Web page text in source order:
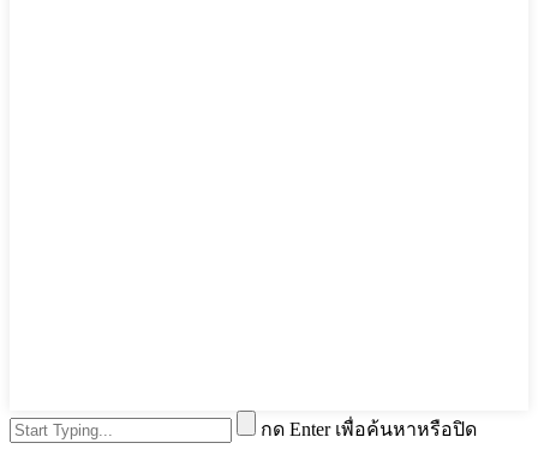
กด Enter เพื่อค้นหาหรือปิด